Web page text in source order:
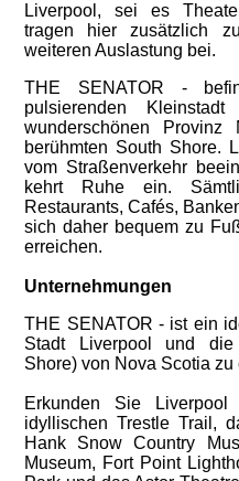
Liverpool, sei es
tragen hier zusätzlich
weiteren Auslastung bei.
THE SENATOR -
pulsierenden
wunderschönen
berühmten South Shore.
vom Straßenverkehr
kehrt Ruhe ein.
Restaurants, Cafés,
sich daher bequem zu
erreichen.
Unternehmungen
THE SENATOR - ist ein
Stadt Liverpool und die
Shore) von Nova Scotia zu
Erkunden Sie
idyllischen Trestle Trail,
Hank Snow Country
Museum, Fort Point